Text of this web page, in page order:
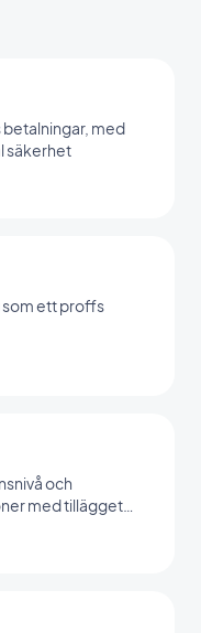
betalningar, med
säkerhet
ett proffs
och
med tillägget